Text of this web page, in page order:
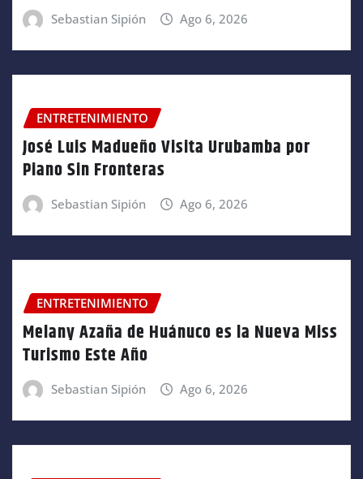
Sebastian Sipión Ago 6, 2026
ENTRETENIMIENTO
José Luis Madueño Visita Urubamba por
Piano Sin Fronteras
Sebastian Sipión Ago 6, 2026
ENTRETENIMIENTO
Melany Azaña de Huánuco es la Nueva Miss
Turismo Este Año
Sebastian Sipión Ago 6, 2026